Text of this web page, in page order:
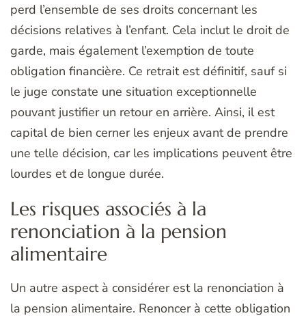
perd l’ensemble de ses droits concernant les
décisions relatives à l’enfant. Cela inclut le droit de
garde, mais également l’exemption de toute
obligation financière. Ce retrait est définitif, sauf si
le juge constate une situation exceptionnelle
pouvant justifier un retour en arrière. Ainsi, il est
capital de bien cerner les enjeux avant de prendre
une telle décision, car les implications peuvent être
lourdes et de longue durée.
Les risques associés à la
renonciation à la pension
alimentaire
Un autre aspect à considérer est la renonciation à
la pension alimentaire. Renoncer à cette obligation